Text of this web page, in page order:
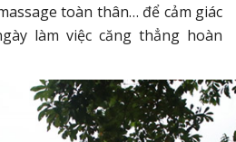
toàn thân… để cảm giác
làm việc căng thẳng hoàn